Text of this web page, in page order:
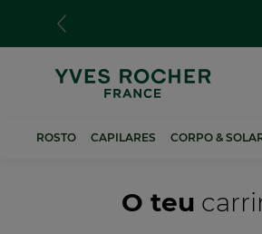
conteúdo
ROSTO CAPILARES CORPO &
O teu